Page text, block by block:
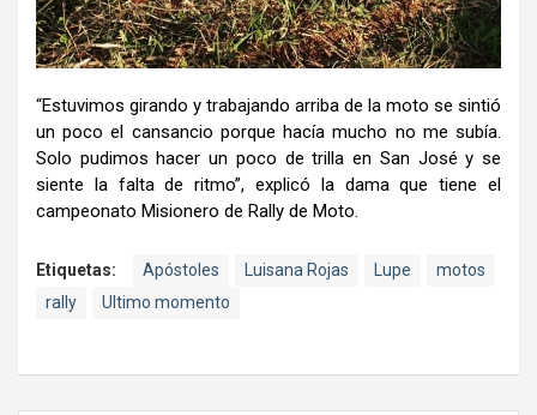
“Estuvimos girando y trabajando arriba de la moto se sintió
un poco el cansancio porque hacía mucho no me subía.
Solo pudimos hacer un poco de trilla en San José y se
siente la falta de ritmo”, explicó la dama que tiene el
campeonato Misionero de Rally de Moto.
Etiquetas: Apóstoles Luisana Rojas Lupe
motos
rally
Ultimo momento